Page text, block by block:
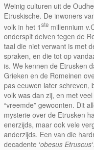
Weinig culturen uit de
Etruskische. De inwoners
volk in het 1ste millennium
onderspit delven tegen de
taal die niet verwant is met
spraken, en die tot op
is. We kennen de Etrusken
Grieken en de Romeinen
pas eeuwen later schreven,
volk was dan zij, en met
“vreemde” gewoonten. Dit
mysterie over de Etrusken
enerzijds, maar ook vele
anderzijds. Een van die
decadente ‘obesus Etruscus‘.